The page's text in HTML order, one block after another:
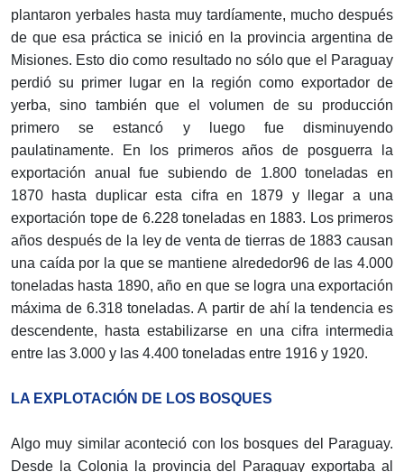
plantaron yerbales hasta muy tardíamente, mucho después
de que esa práctica se inició en la provincia argentina de
Misiones. Esto dio como resultado no sólo que el Paraguay
perdió su primer lugar en la región como exportador de
yerba, sino también que el volumen de su producción
primero se estancó y luego fue disminuyendo
paulatinamente. En los primeros años de posguerra la
exportación anual fue subiendo de 1.800 toneladas en
1870 hasta duplicar esta cifra en 1879 y llegar a una
exportación tope de 6.228 toneladas en 1883. Los primeros
años después de la ley de venta de tierras de 1883 causan
una caída por la que se mantiene alrededor96 de las 4.000
toneladas hasta 1890, año en que se logra una exportación
máxima de 6.318 toneladas. A partir de ahí la tendencia es
descendente, hasta estabilizarse en una cifra intermedia
entre las 3.000 y las 4.400 toneladas entre 1916 y 1920.
LA EXPLOTACIÓN DE LOS BOSQUES
Algo muy similar aconteció con los bosques del Paraguay.
Desde la Colonia la provincia del Paraguay exportaba al